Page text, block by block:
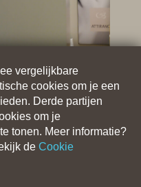
vergelijkbare
cookies om je een
Derde partijen
om je
tonen. Meer informatie?
de Cookie